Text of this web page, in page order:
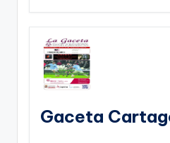
Gaceta